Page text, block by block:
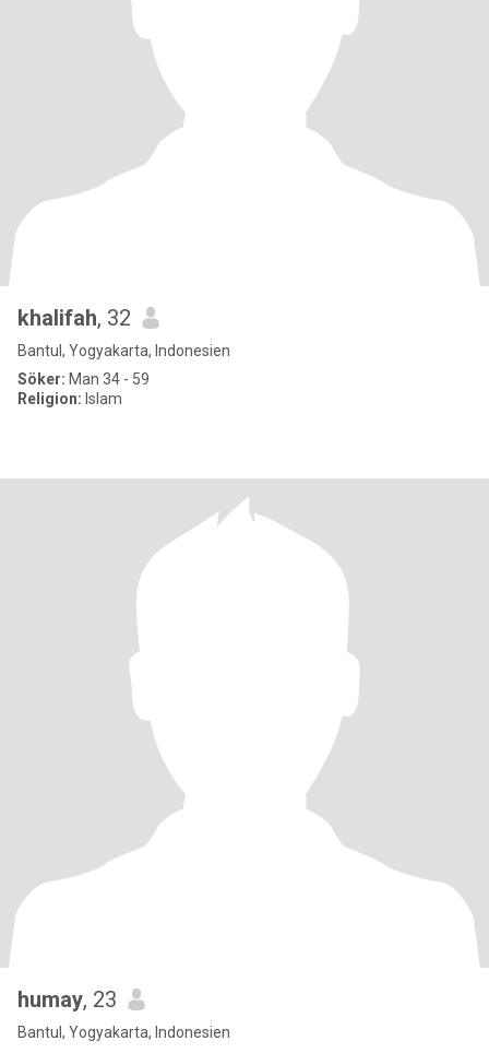
khalifah, 32
Bantul, Yogyakarta, Indonesien
Söker: Man 34 - 59
Religion: Islam
humay, 23
Bantul, Yogyakarta, Indonesien